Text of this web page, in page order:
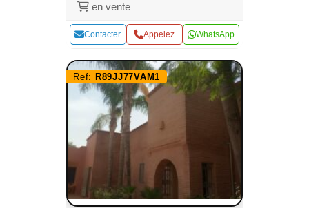
en vente
Contacter Appelez WhatsApp
Ref: R89JJ77VAM1